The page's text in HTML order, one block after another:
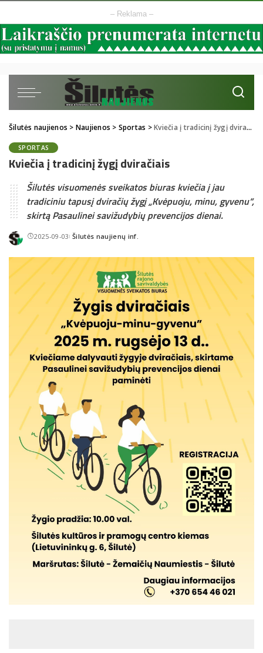
– Reklama –
Šilutės naujienos > Naujienos > Sportas >Kviečia į tradicinį žygį dviračiais
SPORTAS
Kviečia į tradicinį žygį dviračiais
Šilutės visuomenės sveikatos biuras kviečia į jau
tradiciniu tapusį dviračių žygį „Kvėpuoju, minu, gyvenu“,
skirtą Pasaulinei savižudybių prevencijos dienai.
2025-09-03Posted
Šilutės naujienų inf.